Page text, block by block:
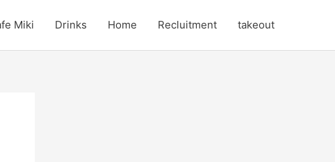
Miki Drinks Home Recluitment takeout